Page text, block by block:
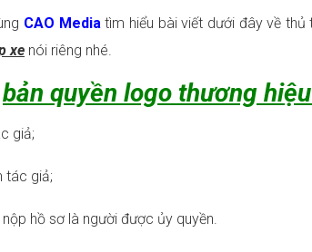
CAO Mediatìm hiểu bài viết dưới đây về thủ
xe nói riêng nhé.
bản quyền logo thương
giả;
tác giả;
hồ sơ là người được ủy quyền.